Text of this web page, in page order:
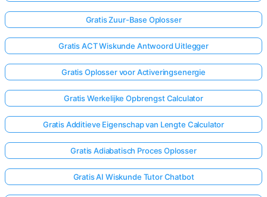
Gratis Zuur-Base Oplosser
Gratis ACT Wiskunde Antwoord Uitlegger
Gratis Oplosser voor Activeringsenergie
Gratis Werkelijke Opbrengst Calculator
Gratis Additieve Eigenschap van Lengte Calculator
Gratis Adiabatisch Proces Oplosser
Gratis AI Wiskunde Tutor Chatbot